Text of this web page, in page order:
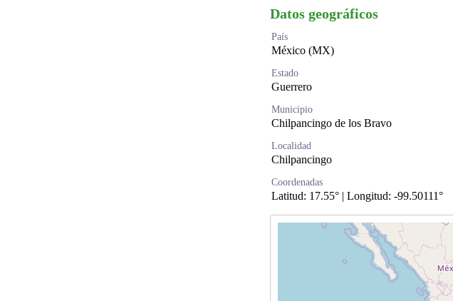
Datos geográficos
País
México (MX)
Estado
Guerrero
Municipio
Chilpancingo de los Bravo
Localidad
Chilpancingo
Coordenadas
Latitud: 17.55° | Longitud: -99.50111°